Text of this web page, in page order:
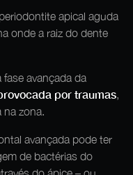
apical aguda
onde a raiz do dente
avançada da
por traumas,
na zona.
avançada pode ter
de bactérias do